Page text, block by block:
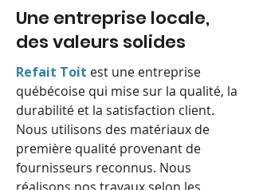
Une entreprise locale,
des valeurs solides
Refait Toit est une entreprise
québécoise qui mise sur la qualité, la
durabilité et la satisfaction client.
Nous utilisons des matériaux de
première qualité provenant de
fournisseurs reconnus. Nous